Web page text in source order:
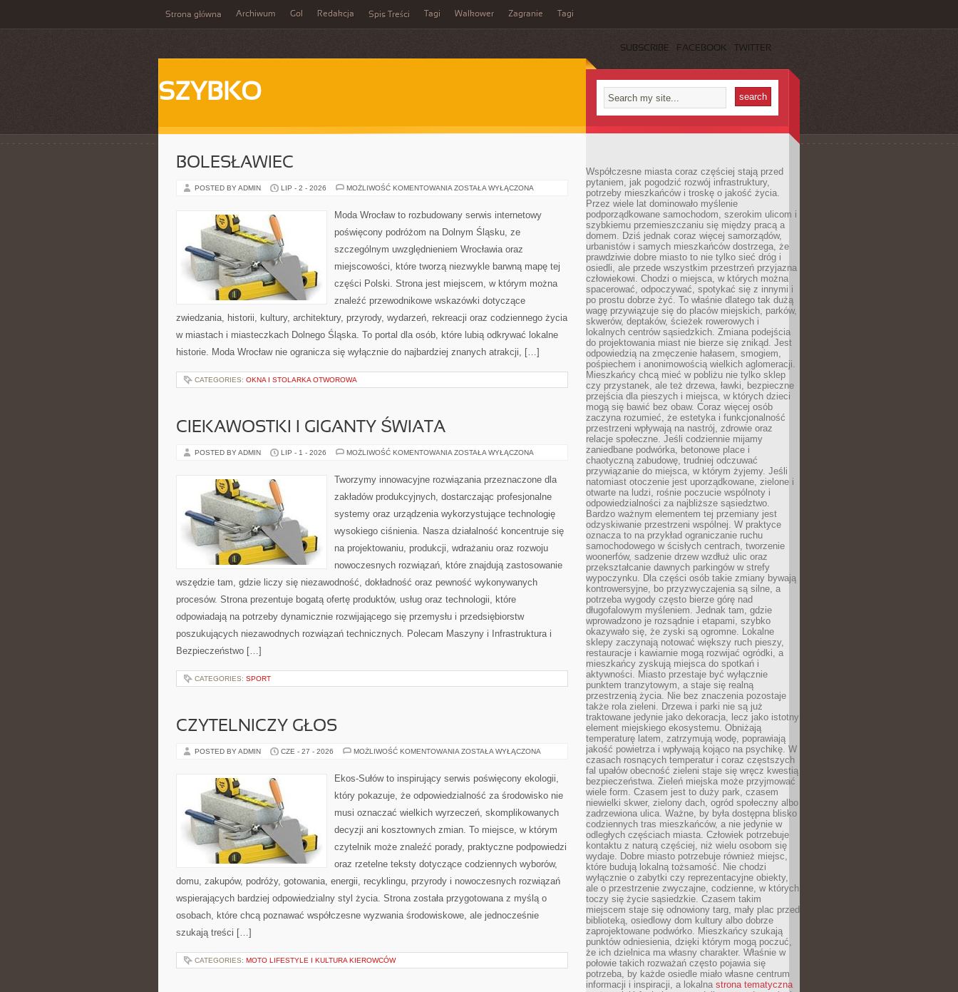
Strona główna Archiwum Gol Redakcja Spis Treści Tagi Walkower Zagranie Tagi
SUBSCRIBE FACEBOOK TWITTER
SZYBKO
BOLESŁAWIEC
POSTED BY ADMIN LIP - 2 - 2026 MOŻLIWOŚĆ KOMENTOWANIA BOLESŁAWIEC
ZOSTAŁA WYŁĄCZONA
Moda Wrocław to rozbudowany serwis internetowy
poświęcony podróżom na Dolnym Śląsku, ze
szczególnym uwzględnieniem Wrocławia oraz
miejscowości, które tworzą niezwykle barwną mapę tej
części Polski. Strona jest miejscem, w którym można
znaleźć przewodnikowe wskazówki dotyczące
zwiedzania, historii, kultury, architektury, przyrody, wydarzeń, rekreacji oraz codziennego życia
w miastach i miasteczkach Dolnego Śląska. To portal dla osób, które lubią odkrywać lokalne
historie. Moda Wrocław nie ogranicza się wyłącznie do najbardziej znanych atrakcji, […]
CATEGORIES: OKNA I STOLARKA OTWOROWA
CIEKAWOSTKI I GIGANTY ŚWIATA
POSTED BY ADMIN LIP - 1 - 2026 MOŻLIWOŚĆ KOMENTOWANIA CIEKAWOSTKI
ŚWIATA
ZOSTAŁA WYŁĄCZONA
Tworzymy innowacyjne rozwiązania przeznaczone dla
zakładów produkcyjnych, dostarczając profesjonalne
systemy oraz urządzenia wykorzystujące technologię
wysokiego ciśnienia. Nasza działalność koncentruje się
na projektowaniu, produkcji, wdrażaniu oraz rozwoju
nowoczesnych rozwiązań, które znajdują zastosowanie
wszędzie tam, gdzie liczy się niezawodność, dokładność oraz pewność wykonywanych
procesów. Strona prezentuje bogatą ofertę produktów, usług oraz technologii, które
odpowiadają na potrzeby dynamicznie rozwijającego się przemysłu i przedsiębiorstw
poszukujących niezawodnych rozwiązań technicznych. Polecam Maszyny i Infrastruktura i
Bezpieczeństwo […]
CATEGORIES: SPORT
CZYTELNICZY GŁOS
POSTED BY ADMIN CZE - 27 - 2026 MOŻLIWOŚĆ KOMENTOWANIA CZYTELNICZY
ZOSTAŁA WYŁĄCZONA
Ekos-Sułów to inspirujący serwis poświęcony ekologii,
który pokazuje, że odpowiedzialność za środowisko nie
musi oznaczać wielkich wyrzeczeń, skomplikowanych
decyzji ani kosztownych zmian. To miejsce, w którym
czytelnik może znaleźć porady, praktyczne podpowiedzi
oraz rzetelne teksty dotyczące codziennych wyborów,
domu, zakupów, podróży, gotowania, energii, recyklingu, przyrody i nowoczesnych rozwiązań
wspierających bardziej odpowiedzialny styl życia. Strona została przygotowana z myślą o
osobach, które chcą poznawać współczesne wyzwania środowiskowe, ale jednocześnie
szukają treści […]
CATEGORIES: MOTO LIFESTYLE I KULTURA KIEROWCÓW
Współczesne miasta coraz częściej stają przed
pytaniem, jak pogodzić rozwój infrastruktury,
potrzeby mieszkańców i troskę o jakość życia.
Przez wiele lat dominowało myślenie
podporządkowane samochodom, szerokim ulicom i
szybkiemu przemieszczaniu się między pracą a
domem. Dziś jednak coraz więcej samorządów,
urbanistów i samych mieszkańców dostrzega, że
prawdziwie dobre miasto to nie tylko sieć dróg i
osiedli, ale przede wszystkim przestrzeń przyjazna
człowiekowi. Chodzi o miejsca, w których można
spacerować, odpoczywać, spotykać się z innymi i
po prostu dobrze żyć. To właśnie dlatego tak dużą
wagę przywiązuje się do placów miejskich, parków,
skwerów, deptaków, ścieżek rowerowych i
lokalnych centrów sąsiedzkich. Zmiana podejścia
do projektowania miast nie bierze się znikąd. Jest
odpowiedzią na zmęczenie hałasem, smogiem,
pośpiechem i anonimowością wielkich aglomeracji.
Mieszkańcy chcą mieć w pobliżu nie tylko sklep
czy przystanek, ale też drzewa, ławki, bezpieczne
przejścia dla pieszych i miejsca, w których dzieci
mogą się bawić bez obaw. Coraz więcej osób
zaczyna rozumieć, że estetyka i funkcjonalność
przestrzeni wpływają na nastrój, zdrowie oraz
relacje społeczne. Jeśli codziennie mijamy
zaniedbane podwórka, betonowe place i
chaotyczną zabudowę, trudniej odczuwać
przywiązanie do miejsca, w którym żyjemy. Jeśli
natomiast otoczenie jest uporządkowane, zielone i
otwarte na ludzi, rośnie poczucie wspólnoty i
odpowiedzialności za najbliższe sąsiedztwo.
Bardzo ważnym elementem tej przemiany jest
odzyskiwanie przestrzeni wspólnej. W praktyce
oznacza to na przykład ograniczanie ruchu
samochodowego w ścisłych centrach, tworzenie
woonerfów, sadzenie drzew wzdłuż ulic oraz
przekształcanie dawnych parkingów w strefy
wypoczynku. Dla części osób takie zmiany bywają
kontrowersyjne, bo przyzwyczajenia są silne, a
potrzeba wygody często bierze górę nad
długofalowym myśleniem. Jednak tam, gdzie
wprowadzono je rozsądnie i etapami, szybko
okazywało się, że zyski są ogromne. Lokalne
sklepy zaczynają notować większy ruch pieszy,
restauracje i kawiarnie mogą rozwijać ogródki, a
mieszkańcy zyskują miejsca do spotkań i
aktywności. Miasto przestaje być wyłącznie
punktem tranzytowym, a staje się realną
przestrzenią życia. Nie bez znaczenia pozostaje
także rola zieleni. Drzewa i parki nie są już
traktowane jedynie jako dekoracja, lecz jako istotny
element miejskiego ekosystemu. Obniżają
temperaturę latem, zatrzymują wodę, poprawiają
jakość powietrza i wpływają kojąco na psychikę. W
czasach rosnących temperatur i coraz częstszych
fal upałów obecność zieleni staje się wręcz kwestią
bezpieczeństwa. Zieleń miejska może przyjmować
wiele form. Czasem jest to duży park, czasem
niewielki skwer, zielony dach, ogród społeczny albo
zadrzewiona ulica. Ważne, by była dostępna blisko
codziennych tras mieszkańców, a nie jedynie w
odległych częściach miasta. Człowiek potrzebuje
kontaktu z naturą częściej, niż wielu osobom się
wydaje. Dobre miasto potrzebuje również miejsc,
które budują lokalną tożsamość. Nie chodzi
wyłącznie o zabytki czy reprezentacyjne obiekty,
ale o przestrzenie zwyczajne, codzienne, w których
toczy się życie sąsiedzkie. Czasem takim
miejscem staje się odnowiony targ, mały plac przed
biblioteką, osiedlowy dom kultury albo dobrze
zaprojektowane podwórko. Mieszkańcy szukają
punktów odniesienia, dzięki którym mogą poczuć,
że ich dzielnica ma własny charakter. Właśnie w
połowie takich rozważań często pojawia się
potrzeba, by każde osiedle miało własne centrum
informacji i inspiracji, a lokalna strona tematyczna